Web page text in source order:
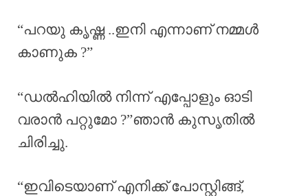
“പറയു കൃഷ്ണ ..ഇനി എന്നാണ് നമ്മൾ
കാണുക ?”
“ഡൽഹിയിൽ നിന്ന് എപ്പോളും ഓടി
വരാൻ പറ്റുമോ ?”ഞാൻ കുസൃതിൽ
ചിരിച്ചു.
“ഇവിടെയാണ് എനിക്ക് പോസ്റ്റിങ്ങ്,